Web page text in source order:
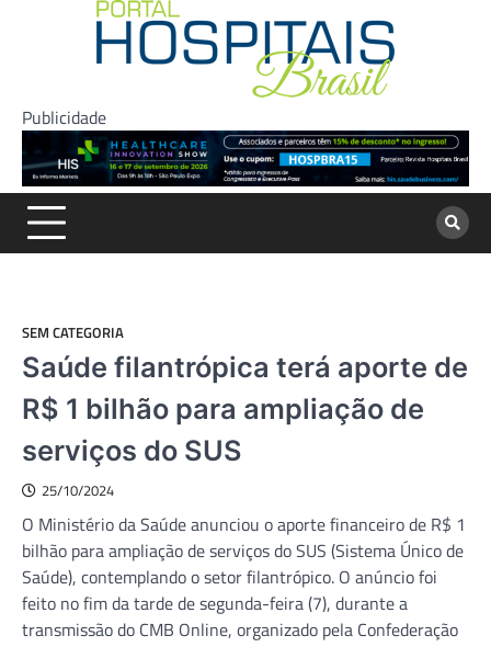
Publicidade
SEM CATEGORIA
Saúde filantrópica terá aporte de
R$ 1 bilhão para ampliação de
serviços do SUS
25/10/2024
O Ministério da Saúde anunciou o aporte financeiro de R$ 1
bilhão para ampliação de serviços do SUS (Sistema Único de
Saúde), contemplando o setor filantrópico. O anúncio foi
feito no fim da tarde de segunda-feira (7), durante a
transmissão do CMB Online, organizado pela Confederação